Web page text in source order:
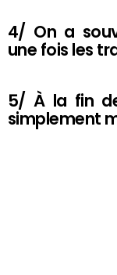
4/ On a
une fois les
5/ À la fin
simplement